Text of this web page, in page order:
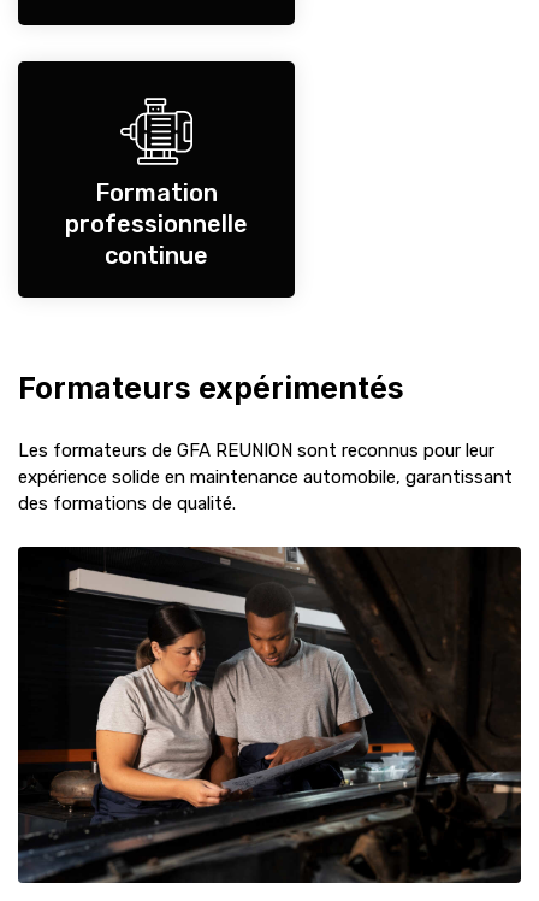
Formation
professionnelle
continue
Formateurs expérimentés
Les formateurs de GFA REUNION sont reconnus pour leur
expérience solide en maintenance automobile, garantissant
des formations de qualité.